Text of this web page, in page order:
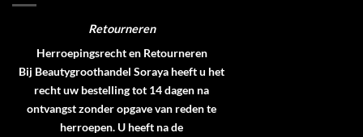
Retourneren
Herroepingsrecht en Retourneren
Bij Beautygroothandel Soraya heeft u het
recht uw bestelling tot 14 dagen na
ontvangst zonder opgave van reden te
herroepen. U heeft na de